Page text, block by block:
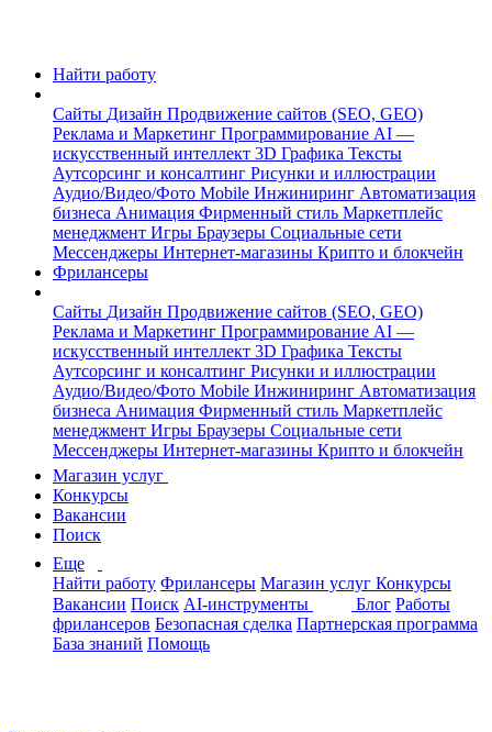
Найти работу
Сайты Дизайн Продвижение сайтов (SEO, GEO)
Реклама и Маркетинг Программирование AI —
искусственный интеллект 3D Графика Тексты
Аутсорсинг и консалтинг Рисунки и иллюстрации
Аудио/Видео/Фото Mobile Инжиниринг Автоматизация
бизнеса Анимация Фирменный стиль Маркетплейс
менеджмент Игры Браузеры Социальные сети
Мессенджеры Интернет-магазины Крипто и блокчейн
Фрилансеры
Сайты Дизайн Продвижение сайтов (SEO, GEO)
Реклама и Маркетинг Программирование AI —
искусственный интеллект 3D Графика Тексты
Аутсорсинг и консалтинг Рисунки и иллюстрации
Аудио/Видео/Фото Mobile Инжиниринг Автоматизация
бизнеса Анимация Фирменный стиль Маркетплейс
менеджмент Игры Браузеры Социальные сети
Мессенджеры Интернет-магазины Крипто и блокчейн
Магазин услуг
Конкурсы
Вакансии
Поиск
Еще
Найти работу Фрилансеры Магазин услуг Конкурсы
Вакансии Поиск AI-инструменты Блог Работы
фрилансеров Безопасная сделка Партнерская программа
База знаний Помощь